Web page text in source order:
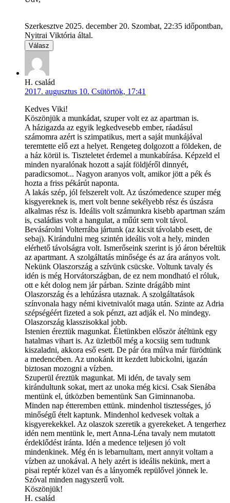
Szerkesztve 2025. december 20. Szombat, 22:35 időpontban,
Nyitrai Viktória által.
Válasz
H. család
2017. augusztus 10. Csütörtök, 17:41
Kedves Viki!
Köszönjük a munkádat, szuper volt ez az apartman is.
A házigazda az egyik legkedvesebb ember, ráadásul
számomra azért is szimpatikus, mert a saját munkájával
teremtette elő ezt a helyet. Rengeteg dolgozott a földeken, de
a ház körül is. Tiszteletet érdemel a munkabírása. Képzeld el
minden nyaralónak hozott a saját földjéről dinnyét,
paradicsomot... Nagyon aranyos volt, amikor jött a pék és
hozta a friss pékárút naponta.
A lakás szép, jól felszerelt volt. Az úszómedence szuper még
kisgyereknek is, mert volt benne sekélyebb rész és úszásra
alkalmas rész is. Ideális volt számunkra kisebb apartman szám
is, családias volt a hangulat, a műút sem volt távol.
Bevásárolni Volterrába jártunk (az kicsit távolabb esett, de
sebaj). Kirándulni meg szintén ideális volt a hely, minden
elérhető távolságra volt. Ismerőseink szerint is jó áron béreltük
az apartmant. A szolgáltatás minősége és az ára arányos volt.
Nekünk Olaszország a szívünk csücske. Voltunk tavaly és
idén is még Horvátországban, de ez nem mondható el róluk,
ott e két dolog nem jár párban. Szinte drágább mint
Olaszország és a lehúzásra utaznak. A szolgáltatások
színvonala hagy némi kivetnivalót maga után. Szinte az Adria
szépségéért fizeted a sok pénzt, azt adják el. No mindegy.
Olaszország klasszisokkal jobb.
Istenien éreztük magunkat. Életünkben először átéltünk egy
hatalmas vihart is. Az üzletből még a kocsiig sem tudtunk
kiszaladni, akkora eső esett. De pár óra múlva már fürödtünk
a medencében. Az unokánk itt kezdett lubickolni, igazán
biztosan mozogni a vízben.
Szuperül éreztük magunkat. Mi idén, de tavaly sem
kirándultunk sokat, mert az unoka még kicsi. Csak Sienába
mentünk el, útközben bementünk San Giminnanoba.
Minden nap étteremben ettünk. mindenhol tisztességes, jó
minőségű ételt kaptunk. Mindenhol kedvesek voltak a
kisgyerekekkel. Az olaszok szeretik a gyerekeket. A tengerhez
idén nem mentünk le, mert Anna-Léna tavaly nem mutatott
érdeklődést iránta. Idén a medence teljesen jó volt
mindenkinek. Még én is lebarnultam, mert annyit voltam a
vízben az unokával. A hely azért is ideális nekünk, mert a
pisai reptér közel van és a lányomék repülővel jönnek le.
Szóval minden nagyszerű volt.
Köszönjük!
H. család